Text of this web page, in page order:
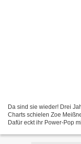
Da sind sie wieder! Drei
Charts schielen Zoe
Dafür eckt ihr Power-Pop